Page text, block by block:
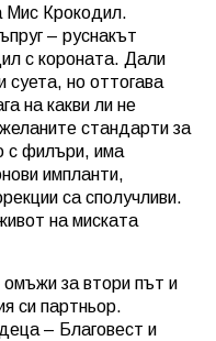
Мис Крокодил.
– руснакът
с короната. Дали
суета, но оттогава
на какви ли не
стандарти за
с филъри, има
импланти,
са сполучливи.
на миската
за втори път и
си партньор.
– Благовест и